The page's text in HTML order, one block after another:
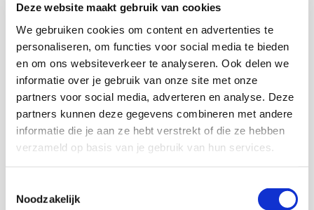
Deze website maakt gebruik van cookies
We gebruiken cookies om content en advertenties te
personaliseren, om functies voor social media te bieden
en om ons websiteverkeer te analyseren. Ook delen we
informatie over je gebruik van onze site met onze
partners voor social media, adverteren en analyse. Deze
partners kunnen deze gegevens combineren met andere
informatie die je aan ze hebt verstrekt of die ze hebben
verzameld op basis van je gebruik van hun services.
Noodzakelijk
supporter zal zeggen dat Ajax hadden nog een uur
datagedreven analisten zullen zeggen dat afwerken in
het voetbal nu eenmaal willekeurig is en niet altijd door
logica te verklaren. Hoe graag we ook een verklaring
zouden willen, soms is die er gewoon niet. En dus kan
een hyperaanvallende ploeg als Ajax ook twee keer op
rij 0-0 gelijk spelen.